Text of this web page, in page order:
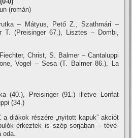
(román)
– Mátyus, Pető Z., Szathmári –
T. (Preisinger 67.), Lisztes – Dombi,
Christ, S. Balmer – Cantaluppi
Vogel – Sesa (T. Balmer 86.), La
(40.), Preisinger (91.) illetve Lonfat
(34.)
diákok részére „nyitott kapuk” akciót
érkeztek is szép sorjában – tévé-
oda.